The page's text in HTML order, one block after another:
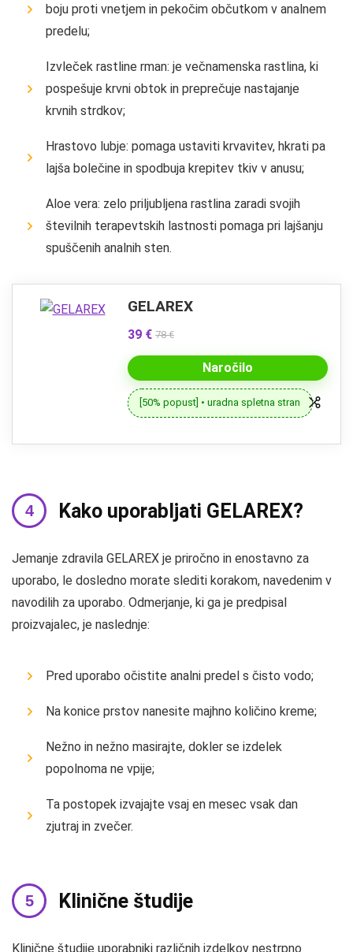
boju proti vnetjem in pekočim občutkom v analnem
predelu;
Izvleček rastline rman: je večnamenska rastlina, ki
pospešuje krvni obtok in preprečuje nastajanje
krvnih strdkov;
Hrastovo lubje: pomaga ustaviti krvavitev, hkrati pa
lajša bolečine in spodbuja krepitev tkiv v anusu;
Aloe vera: zelo priljubljena rastlina zaradi svojih
številnih terapevtskih lastnosti pomaga pri lajšanju
spuščenih analnih sten.
GELAREX
39 € 78 €
Naročilo
[50% popust] • uradna spletna stran
Kako uporabljati GELAREX?
Jemanje zdravila GELAREX je priročno in enostavno za
uporabo, le dosledno morate slediti korakom, navedenim v
navodilih za uporabo. Odmerjanje, ki ga je predpisal
proizvajalec, je naslednje:
Pred uporabo očistite analni predel s čisto vodo;
Na konice prstov nanesite majhno količino kreme;
Nežno in nežno masirajte, dokler se izdelek
popolnoma ne vpije;
Ta postopek izvajajte vsaj en mesec vsak dan
zjutraj in zvečer.
Klinične študije
Klinične študije uporabniki različnih izdelkov nestrpno